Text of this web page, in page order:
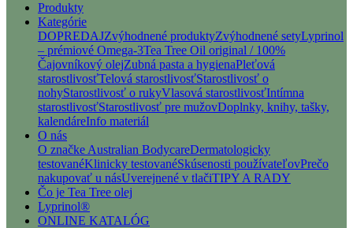
Produkty
Kategórie
DOPREDAJZvýhodnené produktyZvýhodnené setyLyprinol
– prémiové Omega-3Tea Tree Oil original / 100%
Čajovníkový olejZubná pasta a hygienaPleťová
starostlivosťTelová starostlivosťStarostlivosť o
nohyStarostlivosť o rukyVlasová starostlivosťIntímna
starostlivosťStarostlivosť pre mužovDoplnky, knihy, tašky,
kalendáreInfo materiál
O nás
O značke Australian BodycareDermatologicky
testovanéKlinicky testovanéSkúsenosti používateľovPrečo
nakupovať u násUverejnené v tlačiTIPY A RADY
Čo je Tea Tree olej
Lyprinol®
ONLINE KATALÓG